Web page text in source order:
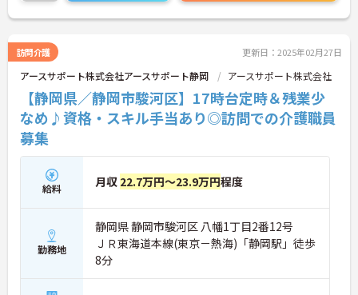
訪問介護 更新日：2025年02月27日
アースサポート株式会社アースサポート静岡 アースサポート株式会社
【静岡県／静岡市駿河区】17時台定時＆残業少
なめ♪資格・スキル手当あり◎訪問での介護職員
募集
給料 月収 22.7万円～23.9万円程度
勤務地
静岡県 静岡市駿河区 八幡1丁目2番12号
ＪＲ東海道本線(東京－熱海)「静岡駅」徒歩
8分